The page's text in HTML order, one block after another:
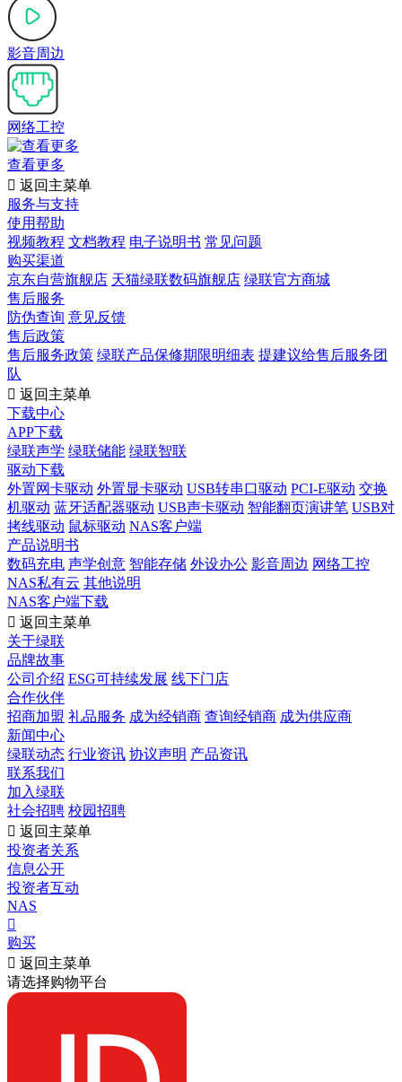
影音周边
网络工控
查看更多
 返回主菜单
服务与支持
使用帮助
视频教程 文档教程 电子说明书 常见问题
购买渠道
京东自营旗舰店 天猫绿联数码旗舰店 绿联官方商城
售后服务
防伪查询 意见反馈
售后政策
售后服务政策 绿联产品保修期限明细表 提建议给售后服务团
队
 返回主菜单
下载中心
APP下载
绿联声学 绿联储能 绿联智联
驱动下载
外置网卡驱动 外置显卡驱动 USB转串口驱动 PCI-E驱动 交换
机驱动 蓝牙适配器驱动 USB声卡驱动 智能翻页演讲笔 USB对
拷线驱动 鼠标驱动 NAS客户端
产品说明书
数码充电 声学创意 智能存储 外设办公 影音周边 网络工控
NAS私有云 其他说明
NAS客户端下载
 返回主菜单
关于绿联
品牌故事
公司介绍 ESG可持续发展 线下门店
合作伙伴
招商加盟 礼品服务 成为经销商 查询经销商 成为供应商
新闻中心
绿联动态 行业资讯 协议声明 产品资讯
联系我们
加入绿联
社会招聘 校园招聘
 返回主菜单
投资者关系
信息公开
投资者互动
NAS

购买
 返回主菜单
请选择购物平台